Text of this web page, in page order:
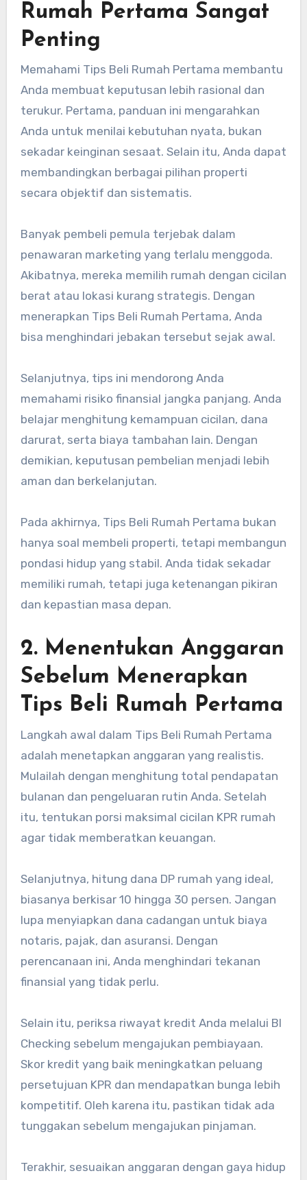
Rumah Pertama Sangat
Penting
Memahami Tips Beli Rumah Pertama membantu
Anda membuat keputusan lebih rasional dan
terukur. Pertama, panduan ini mengarahkan
Anda untuk menilai kebutuhan nyata, bukan
sekadar keinginan sesaat. Selain itu, Anda dapat
membandingkan berbagai pilihan properti
secara objektif dan sistematis.
Banyak pembeli pemula terjebak dalam
penawaran marketing yang terlalu menggoda.
Akibatnya, mereka memilih rumah dengan cicilan
berat atau lokasi kurang strategis. Dengan
menerapkan Tips Beli Rumah Pertama, Anda
bisa menghindari jebakan tersebut sejak awal.
Selanjutnya, tips ini mendorong Anda
memahami risiko finansial jangka panjang. Anda
belajar menghitung kemampuan cicilan, dana
darurat, serta biaya tambahan lain. Dengan
demikian, keputusan pembelian menjadi lebih
aman dan berkelanjutan.
Pada akhirnya, Tips Beli Rumah Pertama bukan
hanya soal membeli properti, tetapi membangun
pondasi hidup yang stabil. Anda tidak sekadar
memiliki rumah, tetapi juga ketenangan pikiran
dan kepastian masa depan.
2. Menentukan Anggaran
Sebelum Menerapkan
Tips Beli Rumah Pertama
Langkah awal dalam Tips Beli Rumah Pertama
adalah menetapkan anggaran yang realistis.
Mulailah dengan menghitung total pendapatan
bulanan dan pengeluaran rutin Anda. Setelah
itu, tentukan porsi maksimal cicilan KPR rumah
agar tidak memberatkan keuangan.
Selanjutnya, hitung dana DP rumah yang ideal,
biasanya berkisar 10 hingga 30 persen. Jangan
lupa menyiapkan dana cadangan untuk biaya
notaris, pajak, dan asuransi. Dengan
perencanaan ini, Anda menghindari tekanan
finansial yang tidak perlu.
Selain itu, periksa riwayat kredit Anda melalui BI
Checking sebelum mengajukan pembiayaan.
Skor kredit yang baik meningkatkan peluang
persetujuan KPR dan mendapatkan bunga lebih
kompetitif. Oleh karena itu, pastikan tidak ada
tunggakan sebelum mengajukan pinjaman.
Terakhir, sesuaikan anggaran dengan gaya hidup